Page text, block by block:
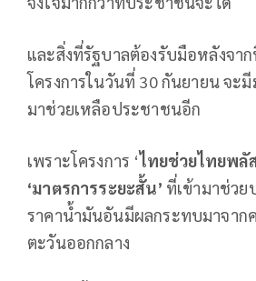
และสิ่งที่รัฐบาลต้องรับมือหลังจา
โครงการในวันที่ 30 กันยายน จะ
มาช่วยเหลือประชาชนอีก
เพราะโครงการ ‘ไทยช่วยไทยพลั
‘มาตรการระยะสั้น’ ที่เข้ามาช่ว
ราคาน้ำมันอันมีผลกระทบมาจาก
ตะวันออกกลาง